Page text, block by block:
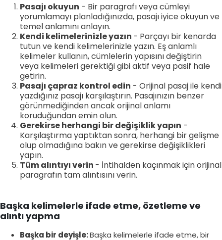
Pasajı okuyun - Bir paragrafı veya cümleyi
yorumlamayı planladığınızda, pasajı iyice okuyun ve
temel anlamını anlayın.
Kendi kelimelerinizle yazın - Parçayı bir kenarda
tutun ve kendi kelimelerinizle yazın. Eş anlamlı
kelimeler kullanın, cümlelerin yapısını değiştirin
veya kelimeleri gerektiği gibi aktif veya pasif hale
getirin.
Pasajı çapraz kontrol edin - Orijinal pasaj ile kendi
yazdığınız pasajı karşılaştırın. Pasajınızın benzer
görünmediğinden ancak orijinal anlamı
koruduğundan emin olun.
Gerekirse herhangi bir değişiklik yapın -
Karşılaştırma yaptıktan sonra, herhangi bir gelişme
olup olmadığına bakın ve gerekirse değişiklikleri
yapın.
Tüm alıntıyı verin - İntihalden kaçınmak için orijinal
paragrafın tam alıntısını verin.
Başka kelimelerle ifade etme, özetleme ve
alıntı yapma
Başka bir deyişle:Başka kelimelerle ifade etme, bir